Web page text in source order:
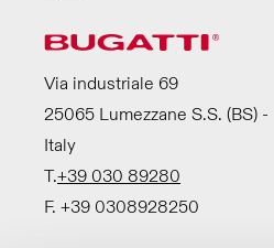
Via industriale 69
25065 Lumezzane S.S. (BS) -
Italy
T.+39 030 89280
F. +39 0308928250